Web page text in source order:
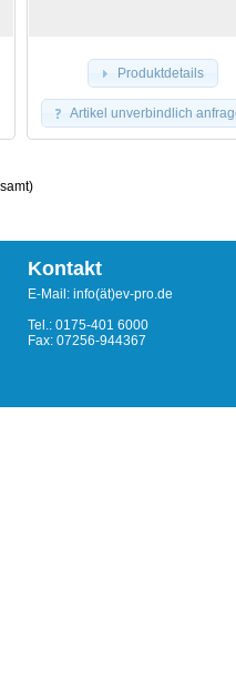
Produktdetails
Artikel unverbindlich
Kontakt
E-Mail: info(ät)ev-pro.de
Tel.: 0175-401 6000
Fax: 07256-944367